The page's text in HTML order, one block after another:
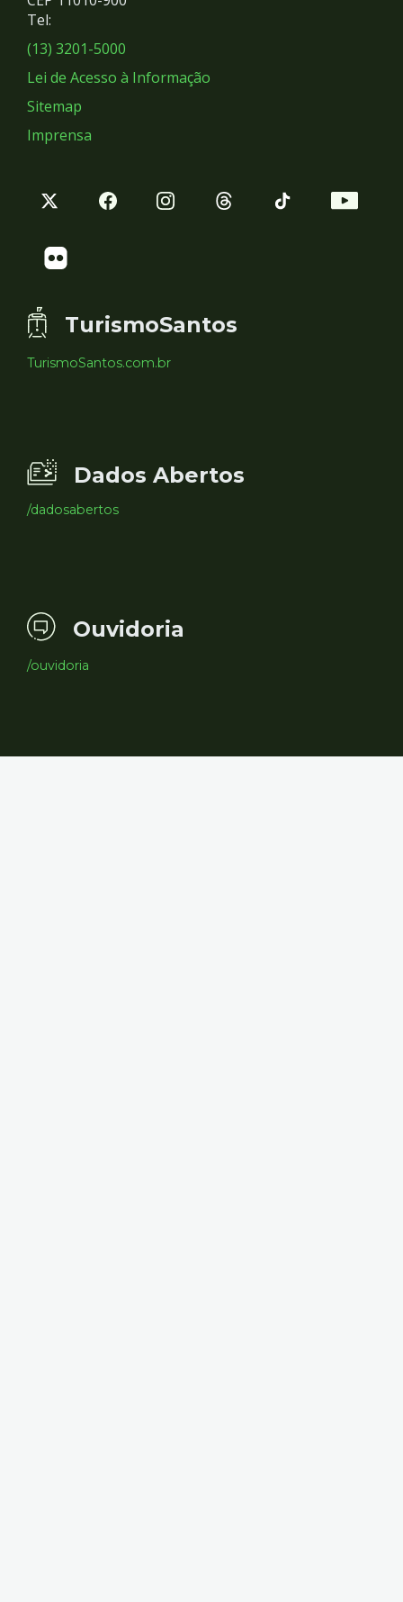
Sociais
Tel:
(13) 3201-5000
Lei de Acesso à Informação
Sitemap
Imprensa
TurismoSantos
TurismoSantos.com.br
Dados Abertos
/dadosabertos
Ouvidoria
/ouvidoria